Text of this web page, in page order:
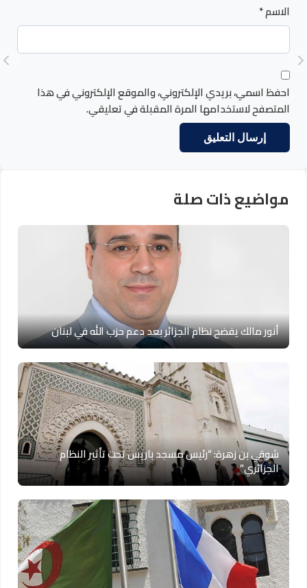
الاسم*
احفظ اسمي، بريدي الإلكتروني، والموقع الإلكتروني في هذا
المتصفح لاستخدامها المرة المقبلة في تعليقي.
مواضيع ذات صلة
أنور مالك يفضح نظام الجزائر بعد دعم حزب الله في لبنان
شوقي بن زهرة: “رئيس مسجد باريس تحت تأثير النظام
الجزائري”